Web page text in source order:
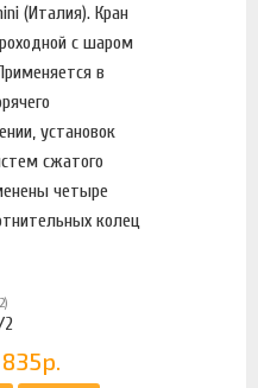
(Италия). Кран
с шаром
в
установок
сжатого
четыре
колец
2
835р.